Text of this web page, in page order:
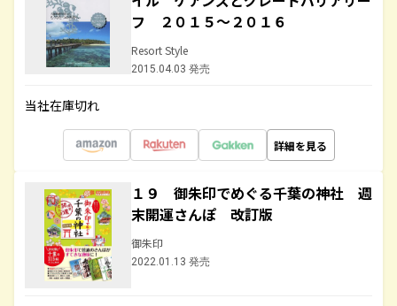
フ ２０１５～２０１６
Resort Style
2015.04.03 発売
当社在庫切れ
詳細を見る
１９ 御朱印でめぐる千葉の神社 週
末開運さんぽ 改訂版
御朱印
2022.01.13 発売